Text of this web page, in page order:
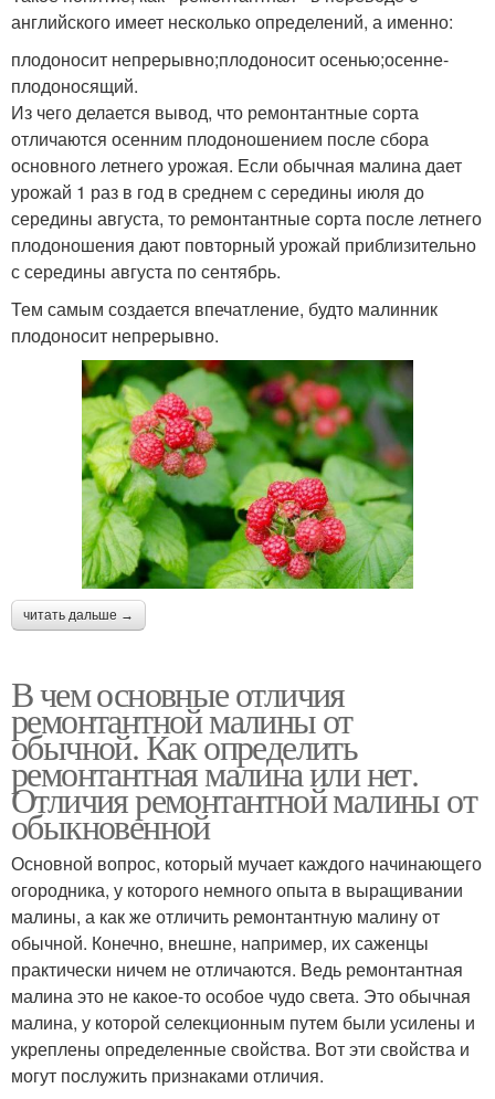
английского имеет несколько определений, а именно:
плодоносит непрерывно;плодоносит осенью;осенне-
плодоносящий.
Из чего делается вывод, что ремонтантные сорта
отличаются осенним плодоношением после сбора
основного летнего урожая. Если обычная малина дает
урожай 1 раз в год в среднем с середины июля до
середины августа, то ремонтантные сорта после летнего
плодоношения дают повторный урожай приблизительно
с середины августа по сентябрь.
Тем самым создается впечатление, будто малинник
плодоносит непрерывно.
читать дальше →
В чем основные отличия
ремонтантной малины от
обычной. Как определить
ремонтантная малина или нет.
Отличия ремонтантной малины от
обыкновенной
Основной вопрос, который мучает каждого начинающего
огородника, у которого немного опыта в выращивании
малины, а как же отличить ремонтантную малину от
обычной. Конечно, внешне, например, их саженцы
практически ничем не отличаются. Ведь ремонтантная
малина это не какое-то особое чудо света. Это обычная
малина, у которой селекционным путем были усилены и
укреплены определенные свойства. Вот эти свойства и
могут послужить признаками отличия.